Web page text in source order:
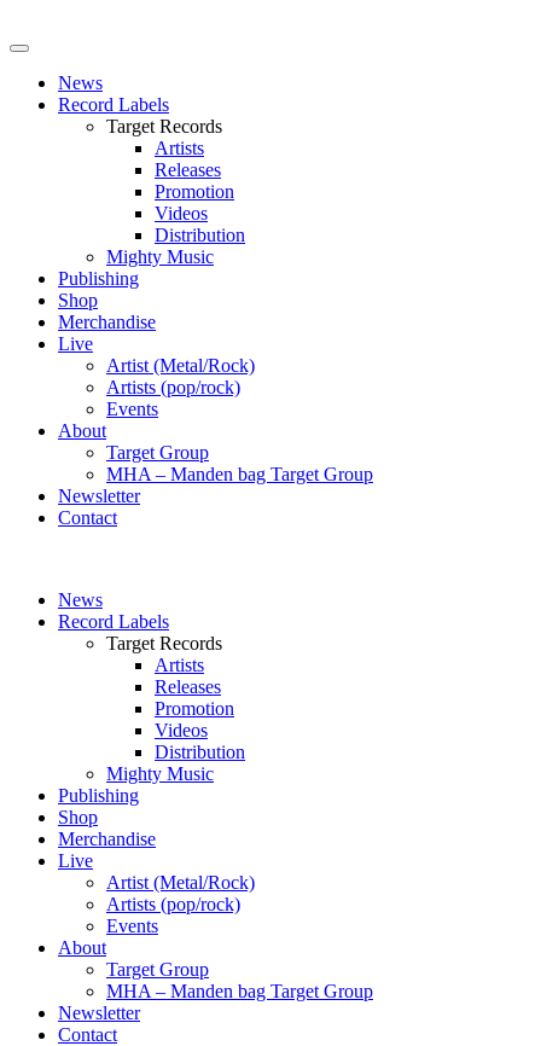
News
Record Labels
Target Records
Artists
Releases
Promotion
Videos
Distribution
Mighty Music
Publishing
Shop
Merchandise
Live
Artist (Metal/Rock)
Artists (pop/rock)
Events
About
Target Group
MHA – Manden bag Target Group
Newsletter
Contact
News
Record Labels
Target Records
Artists
Releases
Promotion
Videos
Distribution
Mighty Music
Publishing
Shop
Merchandise
Live
Artist (Metal/Rock)
Artists (pop/rock)
Events
About
Target Group
MHA – Manden bag Target Group
Newsletter
Contact